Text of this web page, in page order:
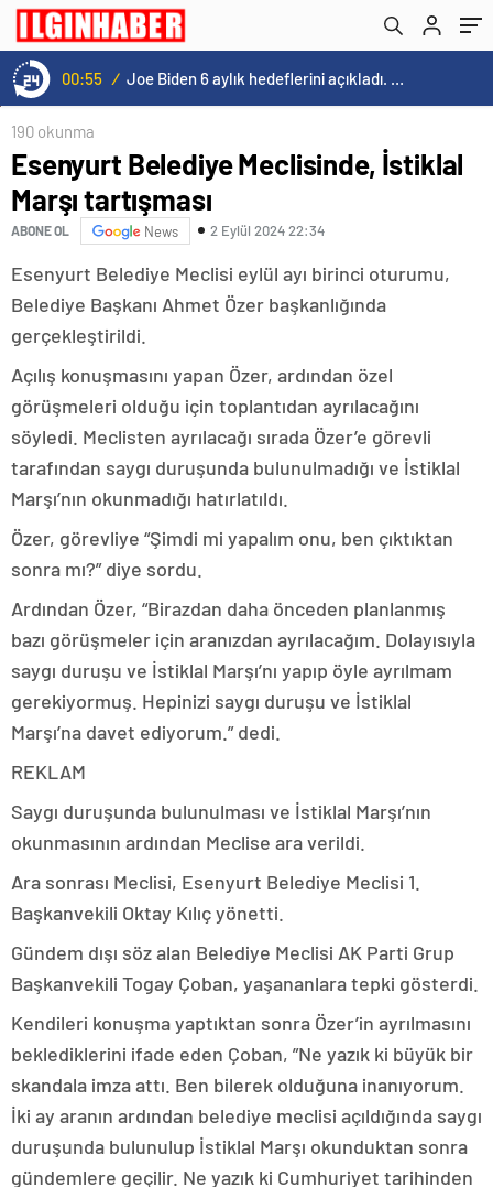
00:55 / Joe Biden 6 aylık hedeflerini açıkladı. Senato buz gibi…
190 okunma
Esenyurt Belediye Meclisinde, İstiklal
Marşı tartışması
ABONE OL News 2 Eylül 2024 22:34
​​​​​​​Esenyurt Belediye Meclisi eylül ayı birinci oturumu,
Belediye Başkanı Ahmet Özer başkanlığında
gerçekleştirildi.
Açılış konuşmasını yapan Özer, ardından özel
görüşmeleri olduğu için toplantıdan ayrılacağını
söyledi. Meclisten ayrılacağı sırada Özer’e görevli
tarafından saygı duruşunda bulunulmadığı ve İstiklal
Marşı’nın okunmadığı hatırlatıldı.
Özer, görevliye “Şimdi mi yapalım onu, ben çıktıktan
sonra mı?” diye sordu.
Ardından Özer, “Birazdan daha önceden planlanmış
bazı görüşmeler için aranızdan ayrılacağım. Dolayısıyla
saygı duruşu ve İstiklal Marşı’nı yapıp öyle ayrılmam
gerekiyormuş. Hepinizi saygı duruşu ve İstiklal
Marşı’na davet ediyorum.” dedi.
REKLAM
Saygı duruşunda bulunulması ve İstiklal Marşı’nın
okunmasının ardından Meclise ara verildi.
Ara sonrası Meclisi, Esenyurt Belediye Meclisi 1.
Başkanvekili Oktay Kılıç yönetti.
Gündem dışı söz alan Belediye Meclisi AK Parti Grup
Başkanvekili Togay Çoban, yaşananlara tepki gösterdi.
Kendileri konuşma yaptıktan sonra Özer’in ayrılmasını
beklediklerini ifade eden Çoban, ”Ne yazık ki büyük bir
skandala imza attı. Ben bilerek olduğuna inanıyorum.
İki ay aranın ardından belediye meclisi açıldığında saygı
duruşunda bulunulup İstiklal Marşı okunduktan sonra
gündemlere geçilir. Ne yazık ki Cumhuriyet tarihinden